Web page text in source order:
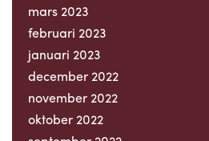
mars 2023
februari 2023
januari 2023
december 2022
november 2022
oktober 2022